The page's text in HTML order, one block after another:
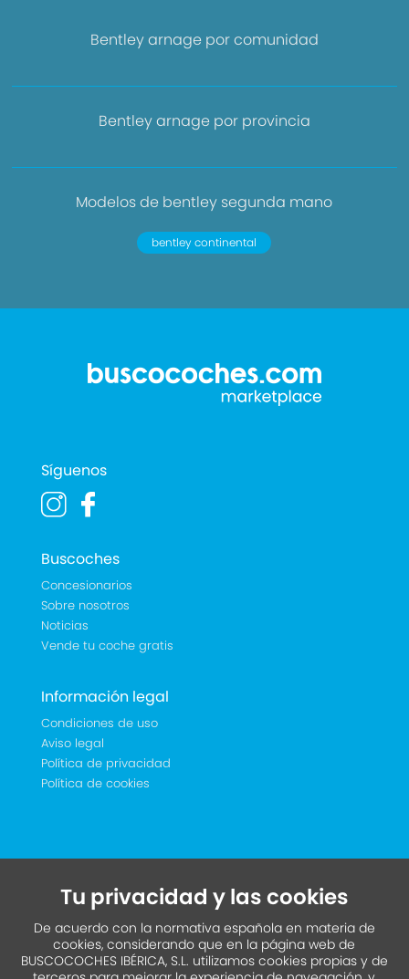
Bentley arnage por comunidad
Bentley arnage por provincia
Modelos de bentley segunda mano
bentley continental
Síguenos
Buscoches
Concesionarios
Sobre nosotros
Noticias
Vende tu coche gratis
Información legal
Condiciones de uso
Aviso legal
Política de privacidad
Política de cookies
Tu privacidad y las cookies
De acuerdo con la normativa española en materia de
cookies, considerando que en la página web de
BUSCOCOCHES IBÉRICA, S.L. utilizamos cookies propias y de